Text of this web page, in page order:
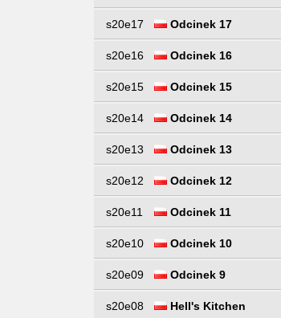
s20e17 Odcinek 17
s20e16 Odcinek 16
s20e15 Odcinek 15
s20e14 Odcinek 14
s20e13 Odcinek 13
s20e12 Odcinek 12
s20e11 Odcinek 11
s20e10 Odcinek 10
s20e09 Odcinek 9
s20e08 Hell's Kitchen